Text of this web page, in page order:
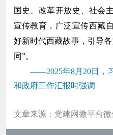
国史、改革开放史、社会
宣传教育，广泛宣传西藏
好新时代西藏故事，引导
同”。
——2025年8月20日，习
和政府工作汇报时强调
文章来源：党建网微平台